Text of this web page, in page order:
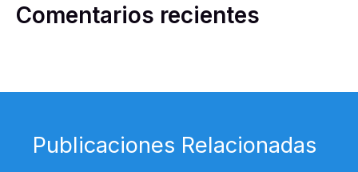
Comentarios recientes
Publicaciones Relacionadas